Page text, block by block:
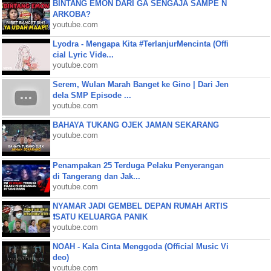
BINTANG EMON DARI GA SENGAJA SAMPE N
ARKOBA?
youtube.com
Lyodra - Mengapa Kita #TerlanjurMencinta (Offi
cial Lyric Vide...
youtube.com
Serem, Wulan Marah Banget ke Gino | Dari Jen
dela SMP Episode ...
youtube.com
BAHAYA TUKANG OJEK JAMAN SEKARANG
youtube.com
Penampakan 25 Terduga Pelaku Penyerangan
di Tangerang dan Jak...
youtube.com
NYAMAR JADI GEMBEL DEPAN RUMAH ARTIS
❗SATU KELUARGA PANIK
youtube.com
NOAH - Kala Cinta Menggoda (Official Music Vi
deo)
youtube.com